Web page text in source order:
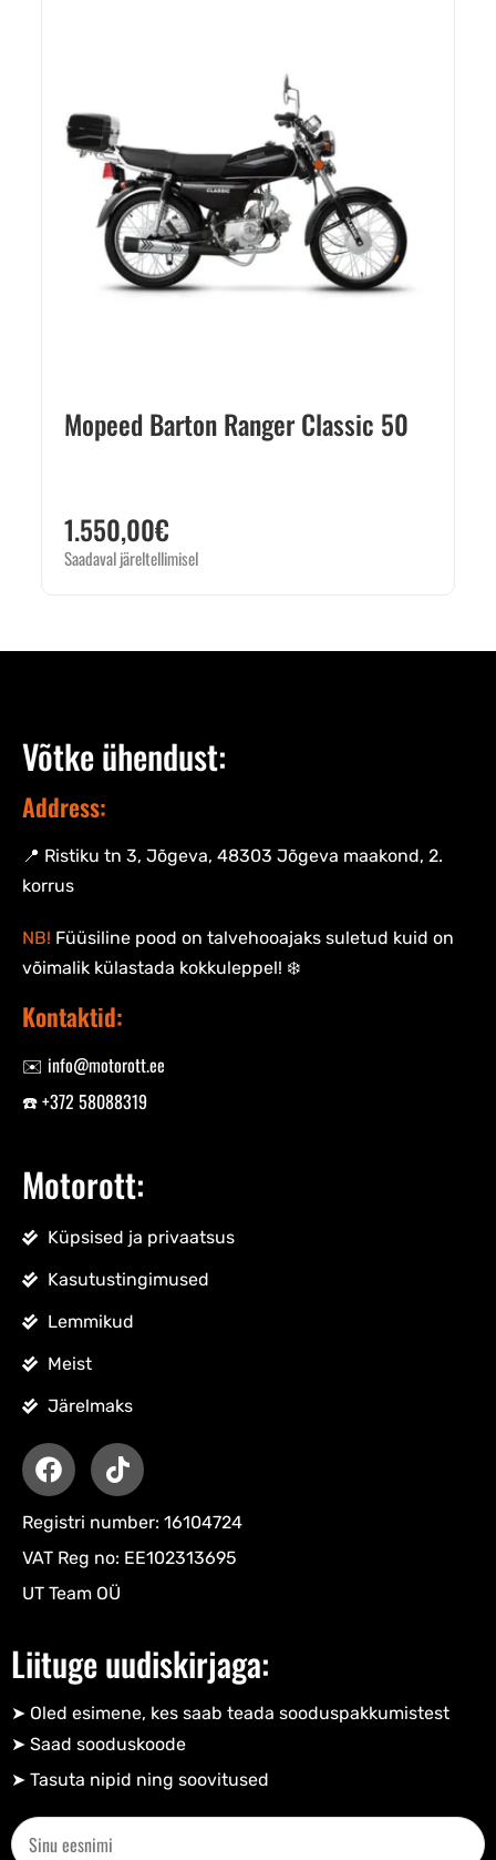
Mopeed Barton Ranger Classic 50
1.550,00€
Saadaval järeltellimisel
Võtke ühendust:
Address:
📍 Ristiku tn 3, Jõgeva, 48303 Jõgeva maakond, 2.
korrus
NB! Füüsiline pood on talvehooajaks suletud kuid on
võimalik külastada kokkuleppel! ❄️
Kontaktid:
✉️ info@motorott.ee
☎️ +372 58088319
Motorott:
Küpsised ja privaatsus
Kasutustingimused
Lemmikud
Meist
Järelmaks
Registri number: 16104724
VAT Reg no: EE102313695
UT Team OÜ
Liituge uudiskirjaga:
➤ Oled esimene, kes saab teada sooduspakkumistest
➤ Saad sooduskoode​
➤ Tasuta nipid ning soovitused​